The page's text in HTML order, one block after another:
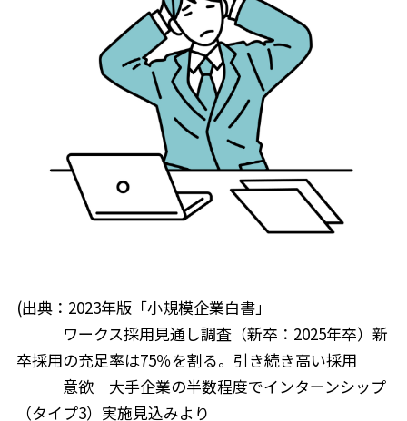
(出典： 2023年版「小規模企業白書」
ワークス採用見通し調査（新卒：2025年卒）新
卒採用の充足率は75％を割る。引き続き高い採用
意欲―大手企業の半数程度でインターンシップ
（タイプ3）実施見込みより